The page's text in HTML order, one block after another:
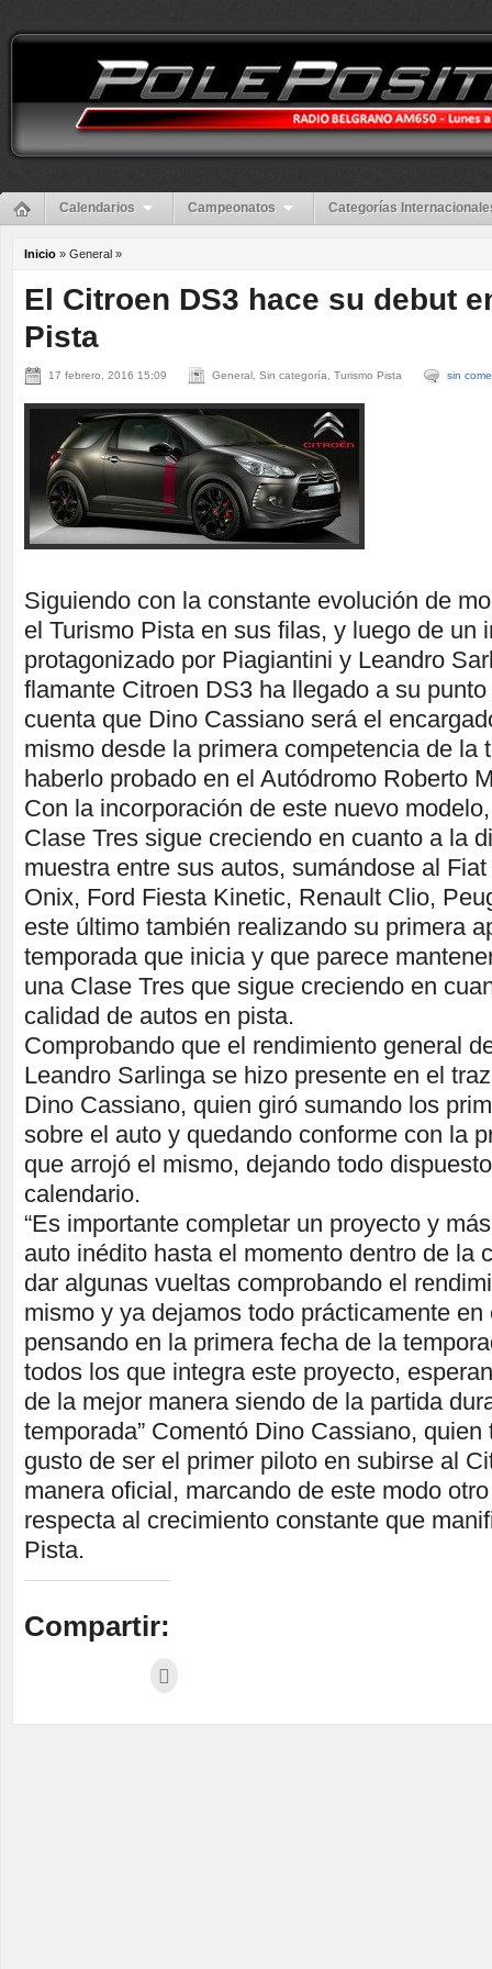
Calendarios Campeonatos Categorías
Inicio » General »
El Citroen DS3 hace su debut
Pista
17 febrero, 2016 15:09 General, Sin categoría, Turismo Pista sin
Siguiendo con la constante evolución de
el Turismo Pista en sus filas, y luego de un
protagonizado por Piagiantini y Leandro
flamante Citroen DS3 ha llegado a su
cuenta que Dino Cassiano será el
mismo desde la primera competencia de la
haberlo probado en el Autódromo Roberto
Con la incorporación de este nuevo
Clase Tres sigue creciendo en cuanto a la
muestra entre sus autos, sumándose al
Onix, Ford Fiesta Kinetic, Renault Clio,
este último también realizando su primera
temporada que inicia y que parece
una Clase Tres que sigue creciendo en
calidad de autos en pista.
Comprobando que el rendimiento general
Leandro Sarlinga se hizo presente en el
Dino Cassiano, quien giró sumando los
sobre el auto y quedando conforme con la
que arrojó el mismo, dejando todo
calendario.
“Es importante completar un proyecto y
auto inédito hasta el momento dentro de la
dar algunas vueltas comprobando el
mismo y ya dejamos todo prácticamente en
pensando en la primera fecha de la
todos los que integra este proyecto,
de la mejor manera siendo de la partida
temporada” Comentó Dino Cassiano,
gusto de ser el primer piloto en subirse al
manera oficial, marcando de este modo
respecta al crecimiento constante que
Pista.
Compartir: